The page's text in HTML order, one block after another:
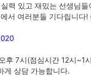
력 있고 재밌는 선생님들
서 여러분들 기다립니다!
후 7시(점심시간 12시~1
게 상담 가능합니다.